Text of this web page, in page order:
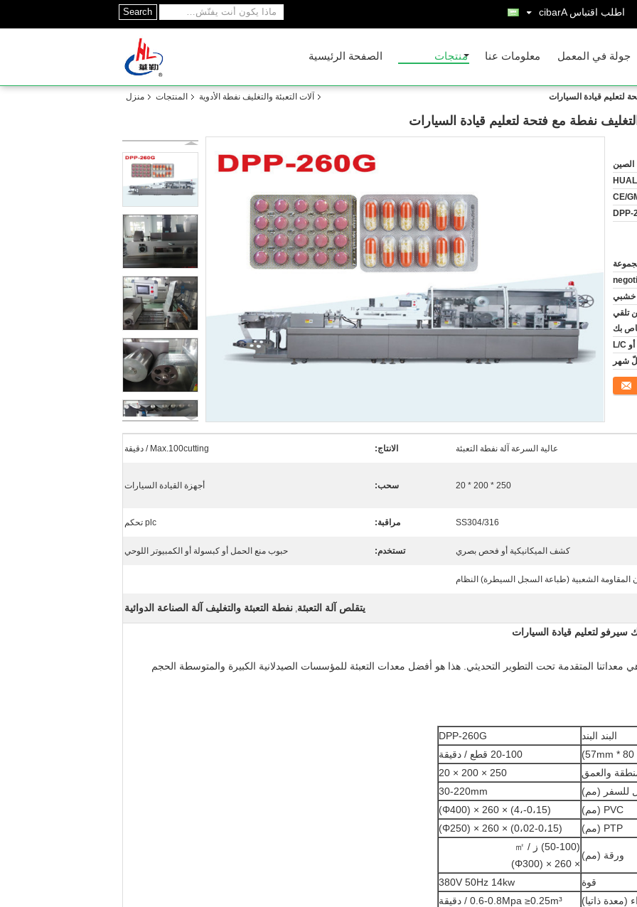
Search اطلب اقتباس Arabic
الصفحة الرئيسية منتجات معلومات عنا جولة في المعمل
منزل المنتجات آلات التعبئة والتغليف نفطة الأدوية لتعليم قيادة السيارات
نفطة مع فتحة لتعليم قيادة السيارات
الصين
CE/
DPP-
خشبي
يوما من تلقي
بك
عالية السرعة آلة نفطة التعبئة الانتاج: Max.100cutting / دقيقة
250 * 200 * 20 سحب: أجهزة القيادة السيارات
SS304/316 مراقبة: plc تحكم
كشف الميكانيكية أو فحص بصري تستخدم: حبوب منع الحمل أو كبسولة أو الكمبيوتر اللوحي
المقاومة الشعبية (طباعة السجل السيطرة) النظام
يتقلص آلة التعبئة, نفطة التعبئة والتغليف آلة الصناعة الدوائية
لتعليم قيادة السيارات
هي معداتنا المتقدمة تحت التطوير التحديثي. هذا هو أفضل معدات التعبئة للمؤسسات الصيدلانية الكبيرة والمتوسطة الحجم
البند البند
DPP-260G
20-100 قطع / دقيقة
والعمق
250 × 200 × 20
للسفر (مم)
30-220mm
PVC (مم)
(0،15-،4) × 260 × (Φ400)
PTP (مم)
(0،02-0،15) × 260 × (Φ250)
ورقة (مم)
(50-100) ز / ㎡
× 260 × (Φ300)
قوة
380V 50Hz 14kw
(معدة ذاتيا)
0.6-0.8Mpa ≥0.25m³ / دقيقة